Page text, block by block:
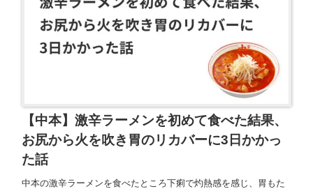
【中本】激辛ラーメンを初めて食べた結果、
お尻から火を吹き胃のリカバーに3日かかっ
た話
中本の激辛ラーメンを食べたところ下痢で灼熱感を感じ、胃もた